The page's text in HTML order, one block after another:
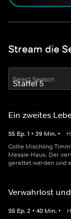
Stream die
Select Season
Ein zweites
S5 Ep.1 • 39 Min. •
Collie Mischling
Messie-Haus. Der
gerettet werden und
Verwahrlost
S5 Ep.2 • 40 Min. •